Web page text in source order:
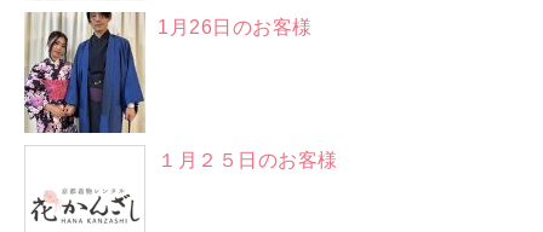
1月26日のお客様
１月２５日のお客様